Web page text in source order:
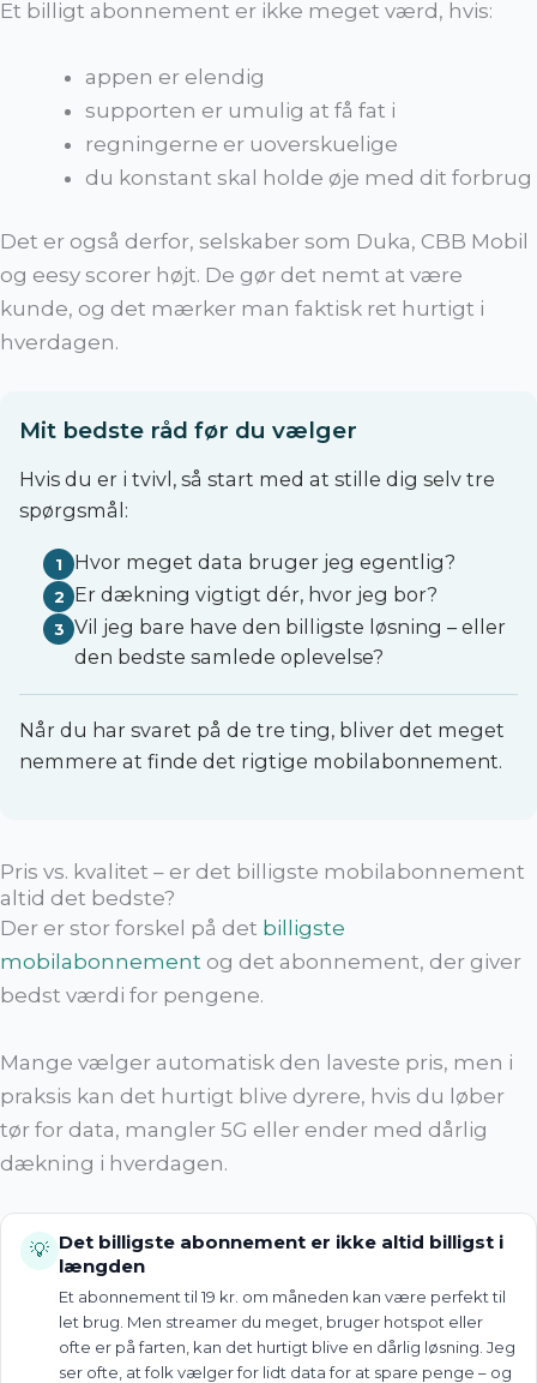
Et billigt abonnement er ikke meget værd, hvis:
appen er elendig
supporten er umulig at få fat i
regningerne er uoverskuelige
du konstant skal holde øje med dit forbrug
Det er også derfor, selskaber som Duka, CBB Mobil
og eesy scorer højt. De gør det nemt at være
kunde, og det mærker man faktisk ret hurtigt i
hverdagen.
Mit bedste råd før du vælger
Hvis du er i tvivl, så start med at stille dig selv tre
spørgsmål:
Hvor meget data bruger jeg egentlig?
Er dækning vigtigt dér, hvor jeg bor?
Vil jeg bare have den billigste løsning – eller
den bedste samlede oplevelse?
Når du har svaret på de tre ting, bliver det meget
nemmere at finde det rigtige mobilabonnement.
Pris vs. kvalitet – er det billigste mobilabonnement
altid det bedste?
Der er stor forskel på det billigste
mobilabonnement og det abonnement, der giver
bedst værdi for pengene.
Mange vælger automatisk den laveste pris, men i
praksis kan det hurtigt blive dyrere, hvis du løber
tør for data, mangler 5G eller ender med dårlig
dækning i hverdagen.
💡 Det billigste abonnement er ikke altid billigst i
længden
Et abonnement til 19 kr. om måneden kan være perfekt til
let brug. Men streamer du meget, bruger hotspot eller
ofte er på farten, kan det hurtigt blive en dårlig løsning. Jeg
ser ofte, at folk vælger for lidt data for at spare penge – og